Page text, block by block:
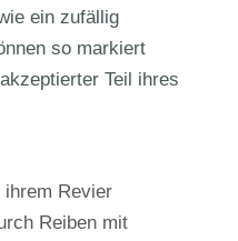
ein zufällig
so markiert
Teil ihres
ihrem Revier
Reiben mit